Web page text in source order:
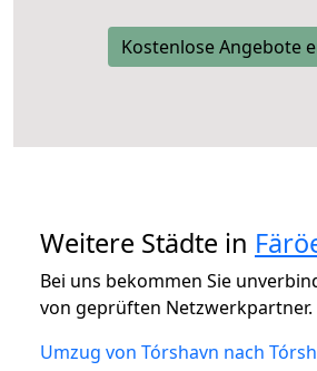
Kostenlose Angebote
Weitere Städte in
Bei uns bekommen Sie
von geprüften Netzwerkpartner.
Umzug von Tórshavn nach